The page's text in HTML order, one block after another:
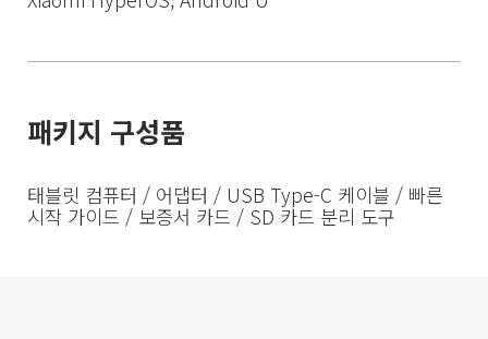
패키지 구성품
태블릿 컴퓨터 / 어댑터 / USB Type-C 케이블 / 빠른
시작 가이드 / 보증서 카드 / SD 카드 분리 도구